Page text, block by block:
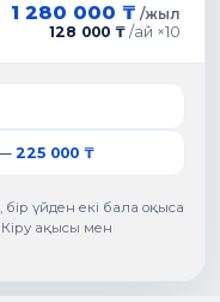
1 280 000 ₸ /жыл
128 000 ₸ /ай ×10
— 225 000 ₸
бір үйден екі бала оқыса
ақысы мен